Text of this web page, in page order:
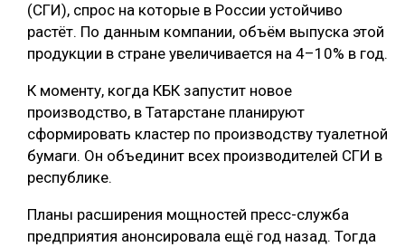
(СГИ), спрос на которые в России устойчиво
растёт. По данным компании, объём выпуска этой
продукции в стране увеличивается на 4–10% в год.
К моменту, когда КБК запустит новое
производство, в Татарстане планируют
сформировать кластер по производству туалетной
бумаги. Он объединит всех производителей СГИ в
республике.
Планы расширения мощностей пресс-служба
предприятия анонсировала ещё год назад. Тогда